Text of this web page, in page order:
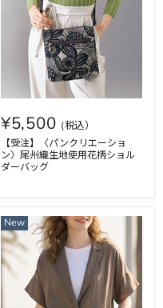
¥5,500
【受注】〈パンクリエーショ
ン〉尾州織生地使用花柄ショル
ダーバッグ
New